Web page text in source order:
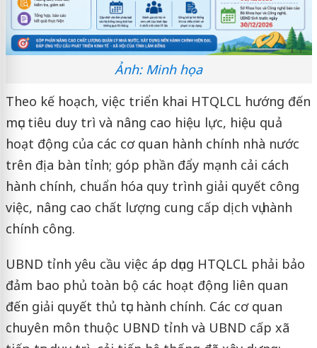
Ảnh: Minh họa
Theo kế hoạch, việc triển khai HTQLCL hướng đến
mục tiêu duy trì và nâng cao hiệu lực, hiệu quả
hoạt động của các cơ quan hành chính nhà nước
trên địa bàn tỉnh; góp phần đẩy mạnh cải cách
hành chính, chuẩn hóa quy trình giải quyết công
việc, nâng cao chất lượng cung cấp dịch vụ hành
chính công.
UBND tỉnh yêu cầu việc áp dụng HTQLCL phải bảo
đảm bao phủ toàn bộ các hoạt động liên quan
đến giải quyết thủ tục hành chính. Các cơ quan
chuyên môn thuộc UBND tỉnh và UBND cấp xã